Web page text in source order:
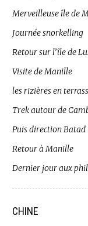
Merveilleuse île de
Journée snorkelling
Retour sur l’île de
Visite de Manille
les rizières en
Trek autour de
Puis direction Batad
Retour à Manille
Dernier jour aux
CHINE